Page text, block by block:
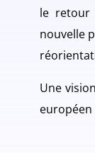
le retour
nouvelle
Une
européen